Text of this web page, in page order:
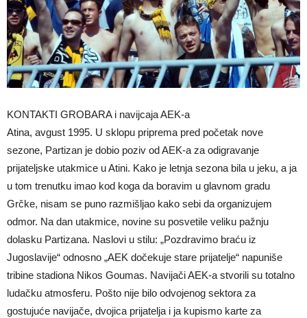
KONTAKTI GROBARA i navijcaja AEK-a
Atina, avgust 1995. U sklopu priprema pred početak nove
sezone, Partizan je dobio poziv od AEK-a za odigravanje
prijateljske utakmice u Atini. Kako je letnja sezona bila u jeku, a ja
u tom trenutku imao kod koga da boravim u glavnom gradu
Grčke, nisam se puno razmišljao kako sebi da organizujem
odmor. Na dan utakmice, novine su posvetile veliku pažnju
dolasku Partizana. Naslovi u stilu: „Pozdravimo braću iz
Jugoslavije“ odnosno „AEK dočekuje stare prijatelje“ napuniše
tribine stadiona Nikos Goumas. Navijači AEK-a stvorili su totalno
ludačku atmosferu. Pošto nije bilo odvojenog sektora za
gostujuće navijače, dvojica prijatelja i ja kupismo karte za